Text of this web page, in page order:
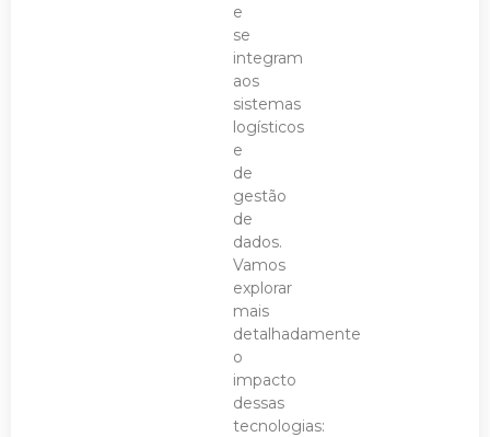
e
se
integram
aos
sistemas
logísticos
e
de
gestão
de
dados.
Vamos
explorar
mais
detalhadamente
o
impacto
dessas
tecnologias: